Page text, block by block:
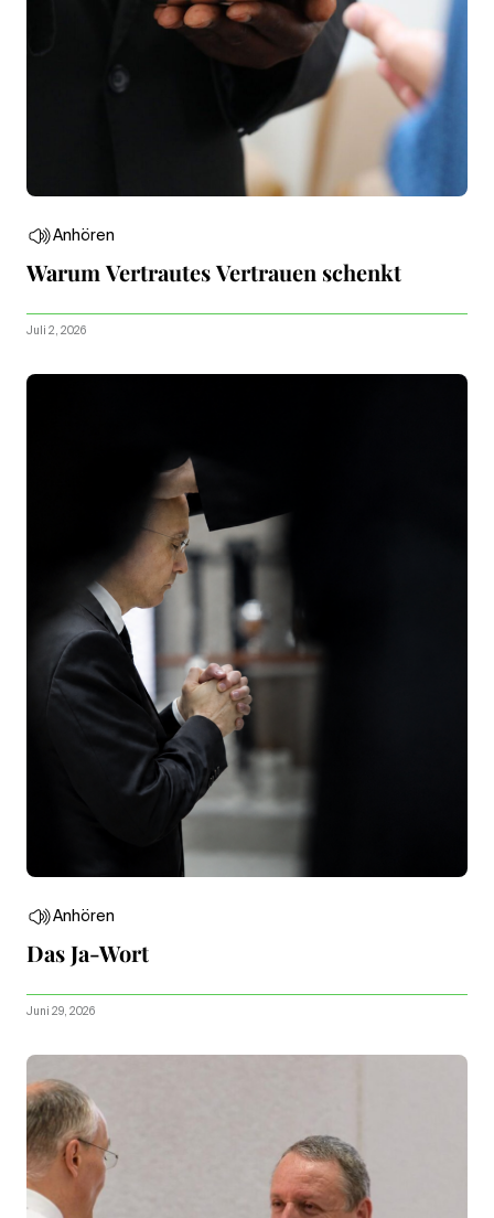
Anhören
Warum Vertrautes Vertrauen schenkt
Juli 2, 2026
Anhören
Das Ja-Wort
Juni 29, 2026